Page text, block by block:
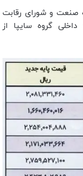
صنعت و شورای رقابت
گروه سایپا از